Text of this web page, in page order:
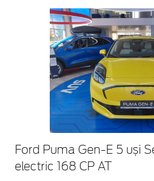
Ford Puma Gen-E 5 uși
electric 168 CP AT